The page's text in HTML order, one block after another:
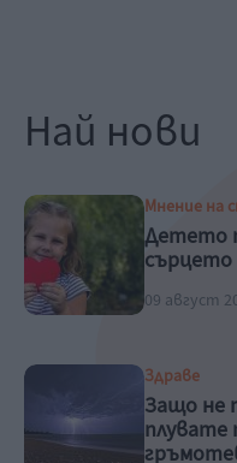
Най нови
Мнение на
Детето
сърцето
09 август
Здраве
Защо не
плувате